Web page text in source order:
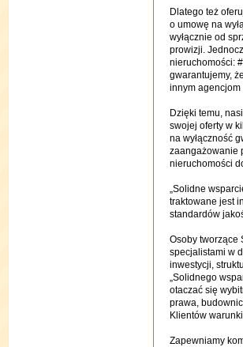
Dlatego też
o umowę na
wyłącznie od
prowizji.
nieruchomości:
gwarantujemy,
innym
Dzięki temu,
swojej oferty w
na wyłączność
zaangażowanie
nieruchomości
„Solidne
traktowane jest
standardów
Osoby tworzące
specjalistami w
inwestycji,
„Solidnego
otaczać się
prawa,
Klientów
Zapewniamy